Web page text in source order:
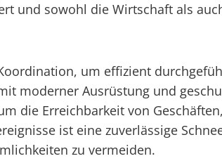
und sowohl die Wirtschaft als
um effizient
moderner Ausrüstung und
die Erreichbarkeit von
ist eine zuverlässige
zu vermeiden.